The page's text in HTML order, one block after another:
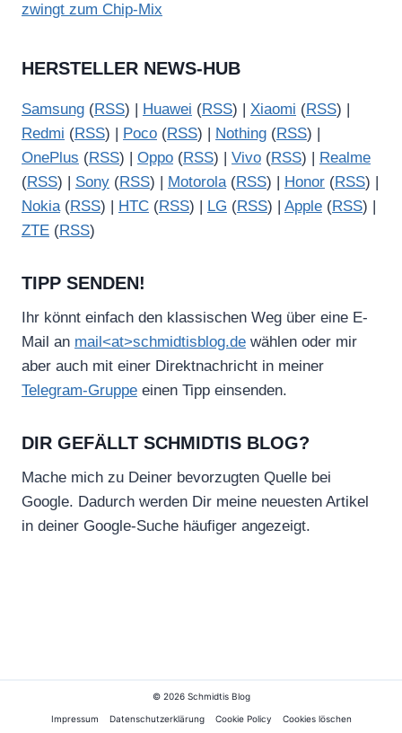
zwingt zum Chip-Mix
HERSTELLER NEWS-HUB
Samsung (RSS) | Huawei (RSS) | Xiaomi (RSS) |
Redmi (RSS) | Poco (RSS) | Nothing (RSS) |
OnePlus (RSS) | Oppo (RSS) | Vivo (RSS) | Realme
(RSS) | Sony (RSS) | Motorola(RSS) | Honor (RSS) |
Nokia(RSS) | HTC (RSS) | LG (RSS) | Apple (RSS) |
ZTE (RSS)
TIPP SENDEN!
Ihr könnt einfach den klassischen Weg über eine E-
Mail an mail<at>schmidtisblog.de wählen oder mir
aber auch mit einer Direktnachricht in meiner
Telegram-Gruppe einen Tipp einsenden.
DIR GEFÄLLT SCHMIDTIS BLOG?
Mache mich zu Deiner bevorzugten Quelle bei
Google. Dadurch werden Dir meine neuesten Artikel
in deiner Google-Suche häufiger angezeigt.
© 2026 Schmidtis Blog
Impressum Datenschutzerklärung Cookie Policy Cookies löschen